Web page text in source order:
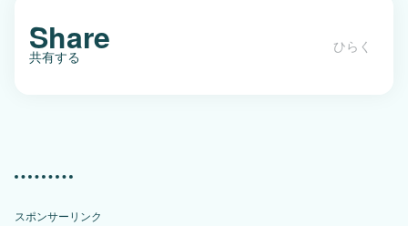
Share
共有する
スポンサーリンク